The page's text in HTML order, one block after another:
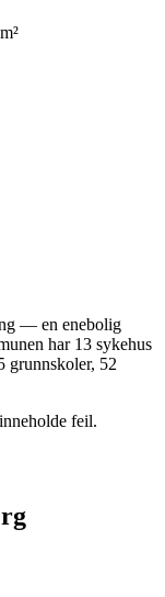
— en enebolig
har 13 sykehus
grunnskoler, 52
feil.